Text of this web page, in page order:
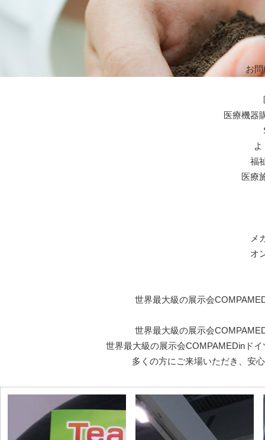
お
医療機器
福
医療
メ
オ
世界最大級の展示会
世界最大級の展示会
世界最大級の展示会COMPAMEDinド
多くの方にご来場いただき、安